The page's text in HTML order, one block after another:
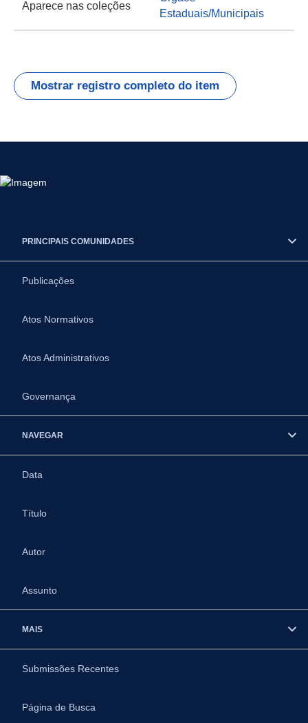
Aparece nas coleções
Estaduais/Municipais
Mostrar registro completo do item
PRINCIPAIS COMUNIDADES
Publicações
Atos Normativos
Atos Administrativos
Governança
NAVEGAR
Data
Título
Autor
Assunto
MAIS
Submissões Recentes
Página de Busca